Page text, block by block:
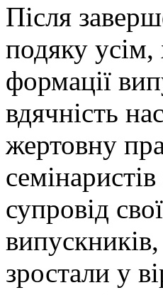
Після
подяку
формації
вдячність
жертовну
супровід
зростали у